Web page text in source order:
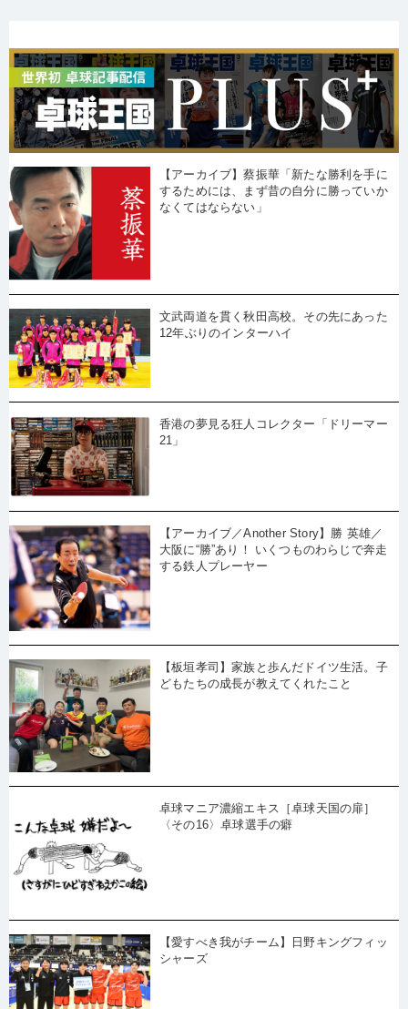
【アーカイブ】蔡振華「新たな勝利を手に
するためには、まず昔の自分に勝っていか
なくてはならない」
文武両道を貫く秋田高校。その先にあった
12年ぶりのインターハイ
香港の夢見る狂人コレクター「ドリーマー
21」
【アーカイブ／Another Story】勝 英雄／
大阪に“勝”あり！ いくつものわらじで奔走
する鉄人プレーヤー
【板垣孝司】家族と歩んだドイツ生活。子
どもたちの成長が教えてくれたこと
卓球マニア濃縮エキス［卓球天国の扉］
〈その16〉卓球選手の癖
【愛すべき我がチーム】日野キングフィッ
シャーズ